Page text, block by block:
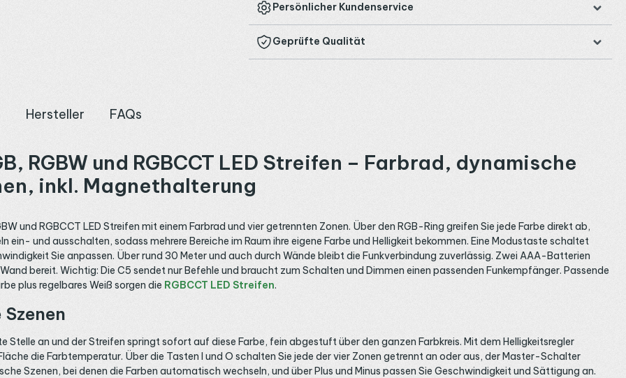
Persönlicher Kundenservice
Geprüfte Qualität
Hersteller FAQs
RGBW und RGBCCT LED Streifen – Farbrad, dynamische
inkl. Magnethalterung
und RGBCCT LED Streifen mit einem Farbrad und vier getrennten Zonen. Über den RGB-Ring greifen Sie jede Farbe direkt ab,
ein- und ausschalten, sodass mehrere Bereiche im Raum ihre eigene Farbe und Helligkeit bekommen. Eine Modustaste schaltet
Sie anpassen. Über rund 30 Meter und auch durch Wände bleibt die Funkverbindung zuverlässig. Zwei AAA-Batterien
bereit. Wichtig: Die C5 sendet nur Befehle und braucht zum Schalten und Dimmen einen passenden Funkempfänger. Passende
plus regelbares Weiß sorgen die RGBCCT LED Streifen.
Stelle an und der Streifen springt sofort auf diese Farbe, fein abgestuft über den ganzen Farbkreis. Mit dem Helligkeitsregler
die Farbtemperatur. Über die Tasten I und O schalten Sie jede der vier Zonen getrennt an oder aus, der Master-Schalter
Szenen, bei denen die Farben automatisch wechseln, und über Plus und Minus passen Sie Geschwindigkeit und Sättigung an.